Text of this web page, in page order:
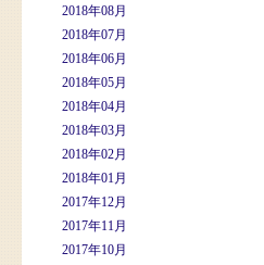
2018年08月
2018年07月
2018年06月
2018年05月
2018年04月
2018年03月
2018年02月
2018年01月
2017年12月
2017年11月
2017年10月